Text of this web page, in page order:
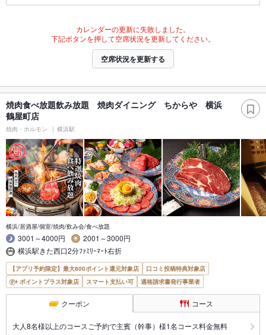
カレンダーの更新に失敗しました。
下記ボタンを押して空席状況を更新してください。
空席状況を更新する
焼肉食べ放題飲み放題 焼肉ダイニング ちからや 横浜
鶴屋町店
焼肉・ホルモン 横浜駅
横浜/居酒屋/個室/焼肉/飲み会/食べ放題
3001～4000円
2001～3000円
横浜駅きた西口2分ﾌｧﾐﾘｰﾏｰﾄ右折
【アプリ予約限定】最大800ポイント還元対象店
口コミ投稿特典対象店
ポイントプラス対象店
スマート支払い可 適格請求書発行事業者
クーポン コース
大人8名様以上のコースご予約で主賓（幹事）様1名コース料金無料